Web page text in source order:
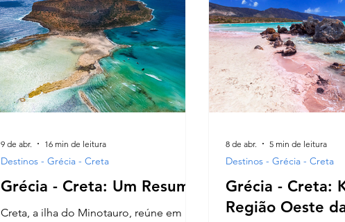
Grécia - Creta: Um Resumo
Creta, a ilha do Minotauro, reúne em
Destinos - Grécia - Creta
9 de abr. 16 min de leitura
Grécia - Creta:
Região Oeste
Destinos - Grécia - Creta
8 de abr. 5 min de leitura